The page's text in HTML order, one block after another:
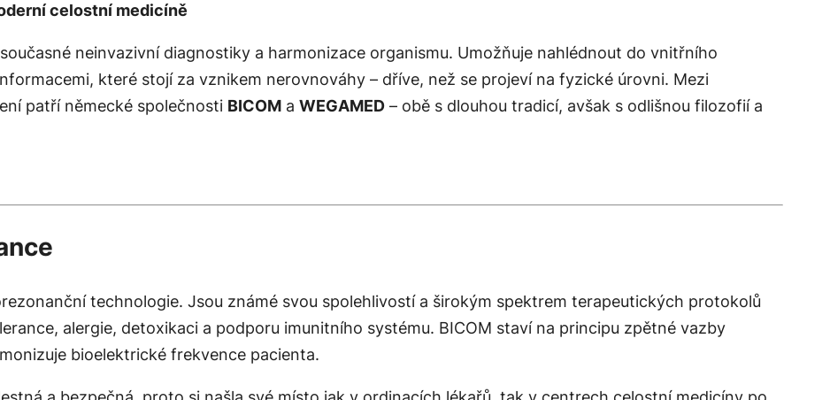
celostní medicíně
neinvazivní diagnostiky a harmonizace organismu. Umožňuje nahlédnout do vnitřního
které stojí za vznikem nerovnováhy – dříve, než se projeví na fyzické úrovni. Mezi
patří německé společnosti BICOMa WEGAMED– obě s dlouhou tradicí, avšak s odlišnou filozofií a
technologie. Jsou známé svou spolehlivostí a širokým spektrem terapeutických protokolů
alergie, detoxikaci a podporu imunitního systému. BICOM staví na principu zpětné vazby
bioelektrické frekvence pacienta.